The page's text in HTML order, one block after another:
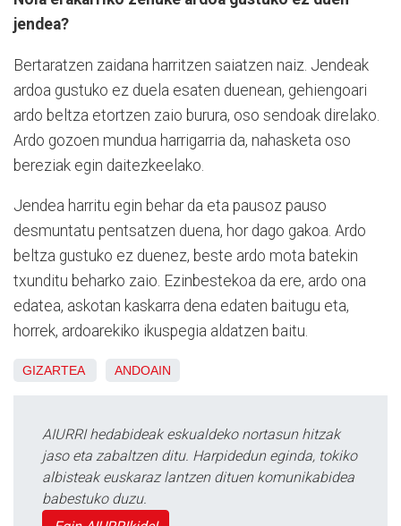
jendea?
Bertaratzen zaidana harritzen saiatzen naiz. Jendeak
ardoa gustuko ez duela esaten duenean, gehiengoari
ardo beltza etortzen zaio burura, oso sendoak direlako.
Ardo gozoen mundua harrigarria da, nahasketa oso
bereziak egin daitezkeelako.
Jendea harritu egin behar da eta pausoz pauso
desmuntatu pentsatzen duena, hor dago gakoa. Ardo
beltza gustuko ez duenez, beste ardo mota batekin
txunditu beharko zaio. Ezinbestekoa da ere, ardo ona
edatea, askotan kaskarra dena edaten baitugu eta,
horrek, ardoarekiko ikuspegia aldatzen baitu.
GIZARTEA ANDOAIN
AIURRI hedabideak eskualdeko nortasun hitzak
jaso eta zabaltzen ditu. Harpidedun eginda, tokiko
albisteak euskaraz lantzen dituen komunikabidea
babestuko duzu.